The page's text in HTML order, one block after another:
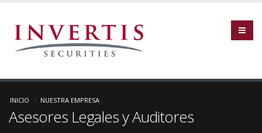
INICIO NUESTRA EMPRESA
Asesores Legales y Auditores